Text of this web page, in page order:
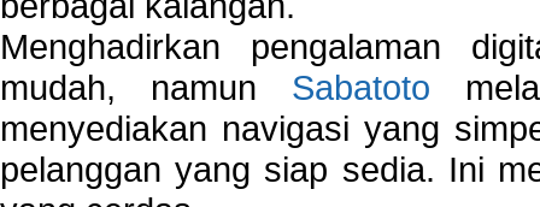
Menghadirkan pengalaman
mudah, namun Sabatoto
menyediakan navigasi yang
pelanggan yang siap sedia. Ini